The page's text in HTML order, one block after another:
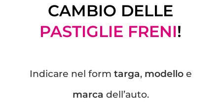
CAMBIO DELLE
PASTIGLIE FRENI!
Indicare nel form targa, modelloe
marca dell’auto.